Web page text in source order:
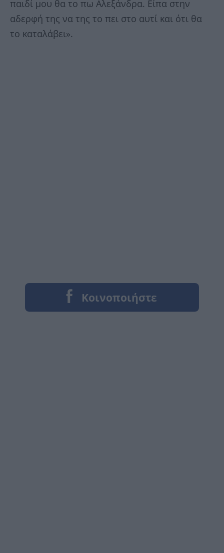
παιδί μου θα το πω Αλεξάνδρα. Είπα στην
αδερφή της να της το πει στο αυτί και ότι θα
το καταλάβει».